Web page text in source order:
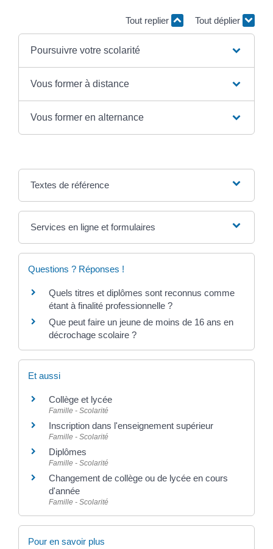
Tout replier Tout déplier
Poursuivre votre scolarité
Vous former à distance
Vous former en alternance
Textes de référence
Services en ligne et formulaires
Questions ? Réponses !
Quels titres et diplômes sont reconnus comme
étant à finalité professionnelle ?
Que peut faire un jeune de moins de 16 ans en
décrochage scolaire ?
Et aussi
Collège et lycée
Famille - Scolarité
Inscription dans l'enseignement supérieur
Famille - Scolarité
Diplômes
Famille - Scolarité
Changement de collège ou de lycée en cours
d'année
Famille - Scolarité
Pour en savoir plus